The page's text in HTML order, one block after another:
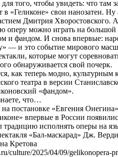
для того, чтобы увидеть: что
в «Геликоне» свои нанозатеи.
Дмитрия Хворостовского.
оперу можно играть на большой
и фандом. И снова впервые:
— и это событие мирового
которые могут
обнаруживается свой почерк.
как теперь модно,
театра в версии
«фандом».
что…
постановке «Евгения
впервые в России
традицию исполнять оперы на
«Бал-маскарад» Дж.
Кретова
culture/2025/04/09/gelikonopera-